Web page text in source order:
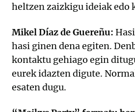
heltzen zaizkigu ideiak edo
Mikel Díaz de Guereñu:
hasi ginen dena egiten.
kontaktu gehiago egin
eurek idazten digute.
esaten dugu.